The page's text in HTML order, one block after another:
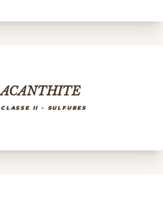
ACANTHITE
CLASSE II - SULFURES